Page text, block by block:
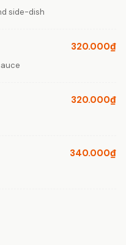
side-dish
320.000₫
320.000₫
340.000₫